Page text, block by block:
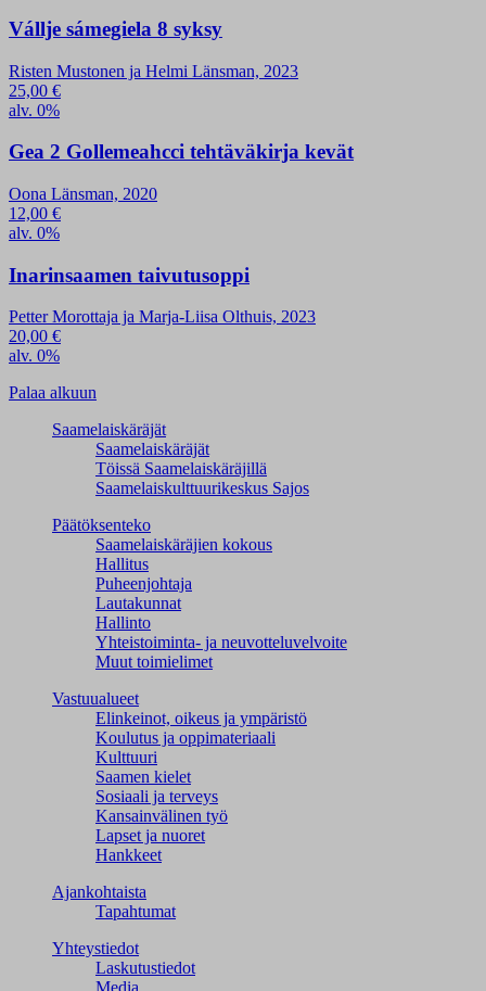
Vállje sámegiela 8 syksy
Risten Mustonen ja Helmi Länsman, 2023
25,00 €
alv. 0%
Gea 2 Gollemeahcci tehtäväkirja kevät
Oona Länsman, 2020
12,00 €
alv. 0%
Inarinsaamen taivutusoppi
Petter Morottaja ja Marja-Liisa Olthuis, 2023
20,00 €
alv. 0%
Palaa alkuun
Saamelaiskäräjät
Saamelaiskäräjät
Töissä Saamelaiskäräjillä
Saamelaiskulttuuri­keskus Sajos
Päätöksenteko
Saamelaiskäräjien kokous
Hallitus
Puheenjohtaja
Lautakunnat
Hallinto
Yhteistoiminta- ja neuvotteluvelvoite
Muut toimielimet
Vastuualueet
Elinkeinot, oikeus ja ympäristö
Koulutus ja oppimateriaali
Kulttuuri
Saamen kielet
Sosiaali ja terveys
Kansainvälinen työ
Lapset ja nuoret
Hankkeet
Ajankohtaista
Tapahtumat
Yhteystiedot
Laskutustiedot